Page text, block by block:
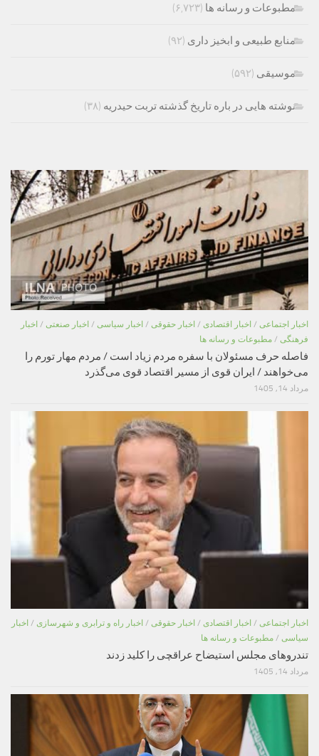
مطبوعات و رسانه ها (۶,۷۲۳)
منابع طبیعی و ابخیز داری (۹۲)
موسیقی (۵۹۲)
نوشته هایی در باره تاریخ گذشته تربت حیدریه (۳۸)
اخبار اجتماعی / اخبار اقتصادی / اخبار حقوقی / اخبار سیاسی / اخبار صنعتی / اخبار
فرهنگی / مطبوعات و رسانه ها
فاصله حرف مسئولان با سفره مردم زیاد است / مردم مهار تورم را
می‌خواهند / ایران قوی از مسیر اقتصاد قوی می‌گذرد
مرداد 14, 1405
اخبار اجتماعی / اخبار اقتصادی / اخبار حقوقی / اخبار راه و ترابری و شهرسازی / اخبار
سیاسی / مطبوعات و رسانه ها
تندروهای مجلس استیضاح عراقچی را کلید زدند
مرداد 14, 1405